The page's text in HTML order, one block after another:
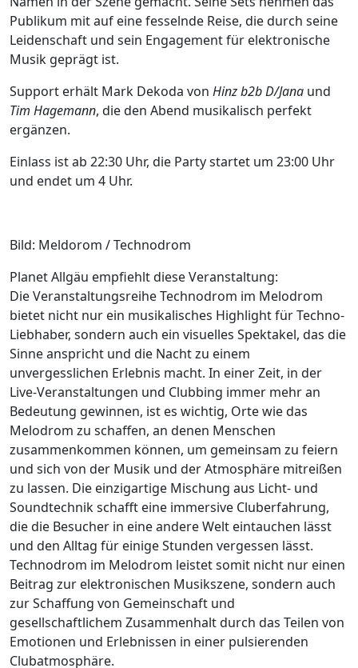
Publikum mit auf eine fesselnde Reise, die durch seine
Leidenschaft und sein Engagement für elektronische
Musik geprägt ist.
Support erhält Mark Dekoda von Hinz b2b D/Jana und
Tim Hagemann, die den Abend musikalisch perfekt
ergänzen.
Einlass ist ab 22:30 Uhr, die Party startet um 23:00 Uhr
und endet um 4 Uhr.
Bild: Meldorom / Technodrom
Planet Allgäu empfiehlt diese Veranstaltung:
Die Veranstaltungsreihe Technodrom im Melodrom
bietet nicht nur ein musikalisches Highlight für Techno-
Liebhaber, sondern auch ein visuelles Spektakel, das die
Sinne anspricht und die Nacht zu einem
unvergesslichen Erlebnis macht. In einer Zeit, in der
Live-Veranstaltungen und Clubbing immer mehr an
Bedeutung gewinnen, ist es wichtig, Orte wie das
Melodrom zu schaffen, an denen Menschen
zusammenkommen können, um gemeinsam zu feiern
und sich von der Musik und der Atmosphäre mitreißen
zu lassen. Die einzigartige Mischung aus Licht- und
Soundtechnik schafft eine immersive Cluberfahrung,
die die Besucher in eine andere Welt eintauchen lässt
und den Alltag für einige Stunden vergessen lässt.
Technodrom im Melodrom leistet somit nicht nur einen
Beitrag zur elektronischen Musikszene, sondern auch
zur Schaffung von Gemeinschaft und
gesellschaftlichem Zusammenhalt durch das Teilen von
Emotionen und Erlebnissen in einer pulsierenden
Clubatmosphäre.